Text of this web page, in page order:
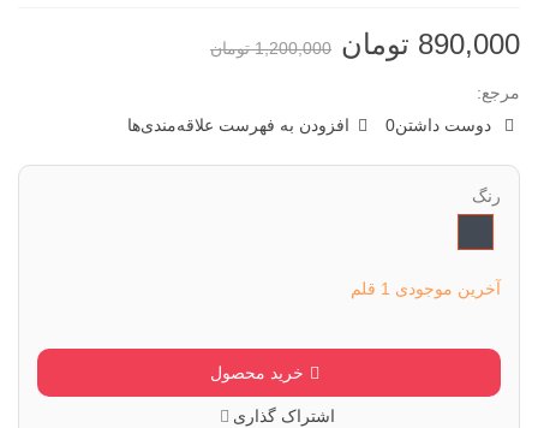
890,000 تومان 1,200,000 تومان
مرجع:
دوست داشتن0 افزودن به فهرست علاقه‌مندی‌ها
رنگ
آخرین موجودی 1 قلم
خرید محصول
اشتراک گذاری